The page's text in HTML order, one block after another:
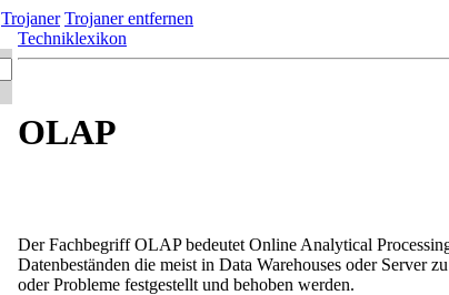
Trojaner Trojaner entfernen
Techniklexikon
OLAP
Der Fachbegriff OLAP bedeutet Online Analytical
Datenbeständen die meist in Data Warehouses oder Server
oder Probleme festgestellt und behoben werden.